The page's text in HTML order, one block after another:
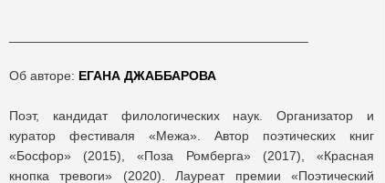
Об авторе: ЕГАНА ДЖАББАРОВА
Поэт, кандидат филологических наук. Организатор и
куратор фестиваля «Межа». Автор поэтических книг
«Босфор» (2015), «Поза Ромберга» (2017), «Красная
кнопка тревоги» (2020). Лауреат премии «Поэтический